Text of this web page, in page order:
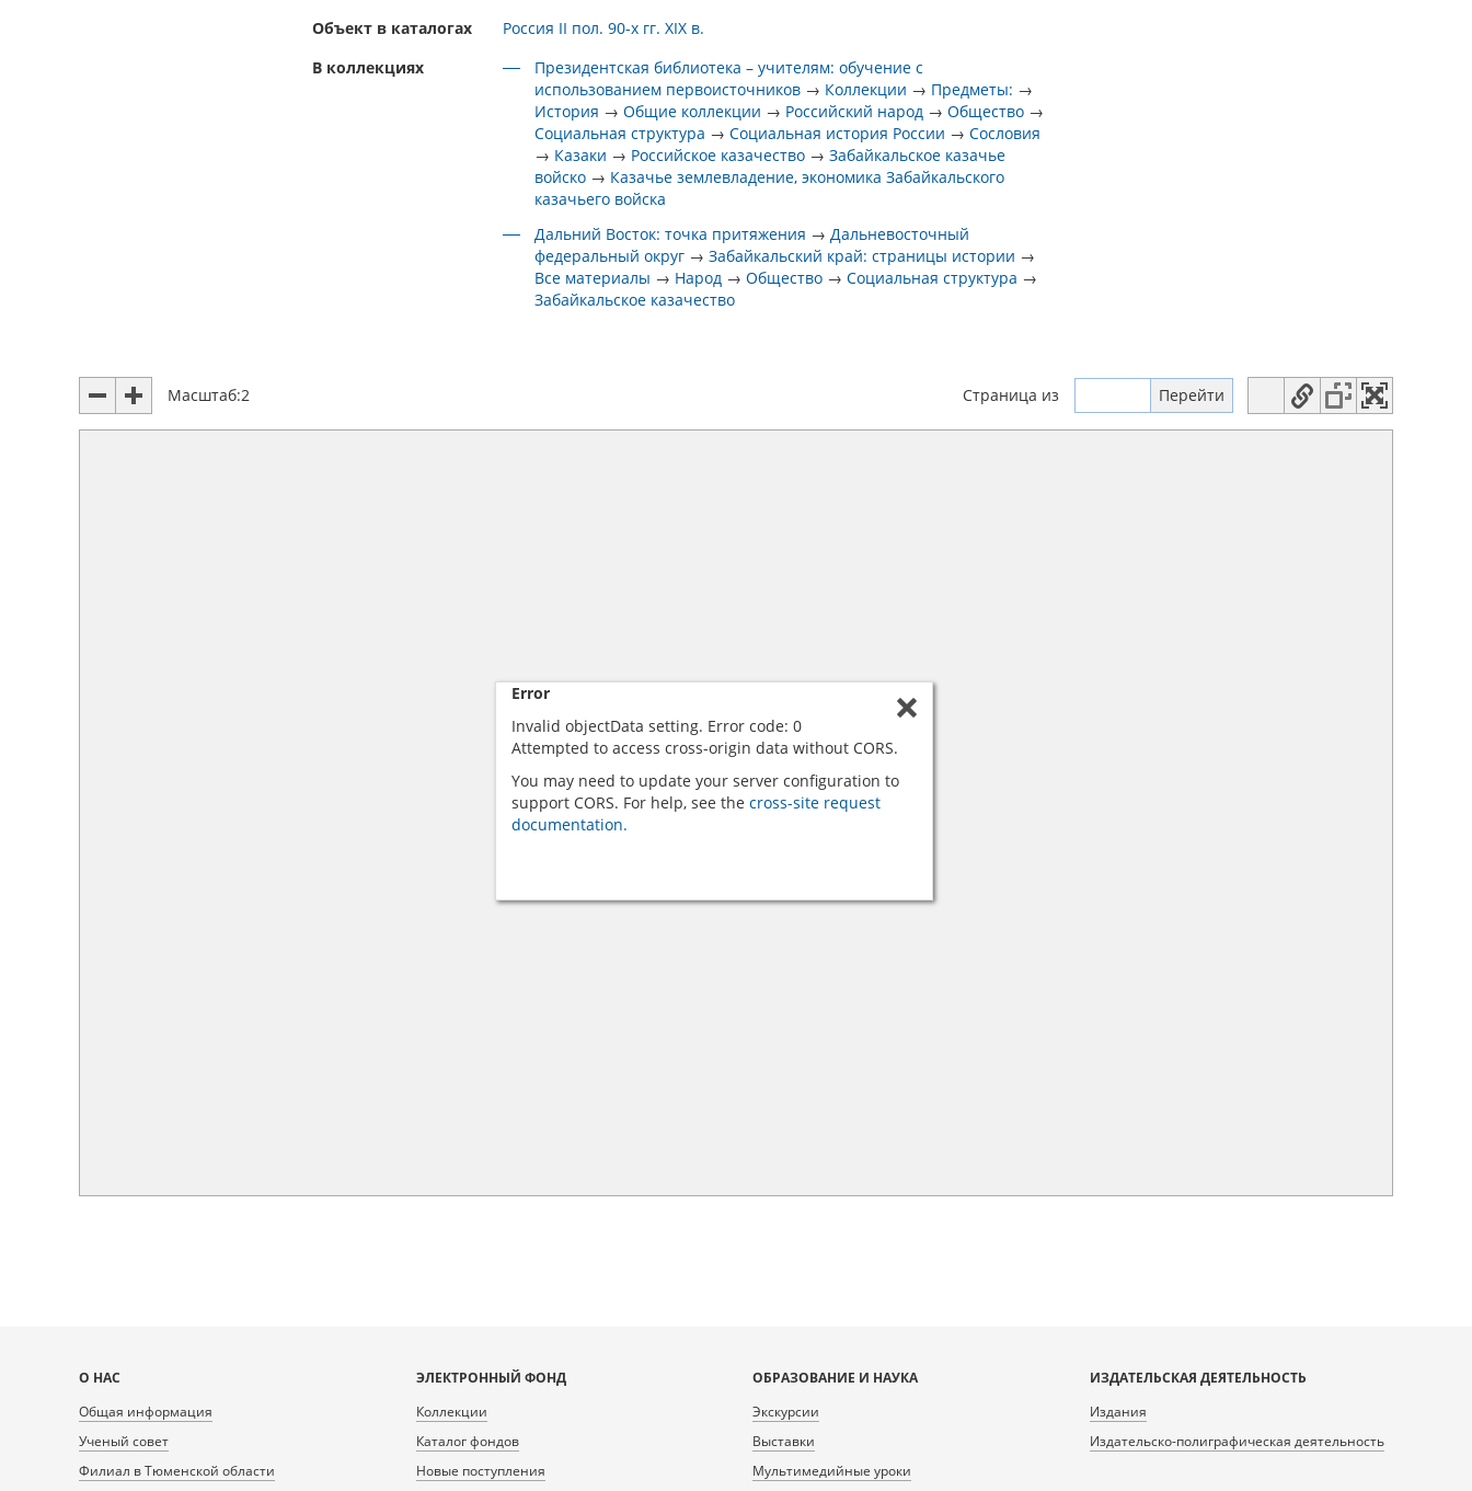
Объект в каталогах
Россия II пол. 90-х гг. XIX в.
В коллекциях
Президентская библиотека – учителям: обучение с
использованием первоисточников → Коллекции → Предметы: →
История →Общие коллекции → Российский народ →Общество →
Социальная структура →Социальная история России →Сословия
→ Казаки → Российское казачество →Забайкальское казачье
войско → Казачье землевладение, экономика Забайкальского
казачьего войска
Дальний Восток: точка притяжения →Дальневосточный
федеральный округ →Забайкальский край: страницы истории →
Все материалы → Народ →Общество →Социальная структура →
Забайкальское казачество
Масштаб:2 Страница из
Error
Invalid objectData setting. Error code: 0
Attempted to access cross-origin data without CORS.
You may need to update your server configuration to
support CORS. For help, see the cross-site request
documentation.
Карта
сайта
О НАС
Общая информация
Ученый совет
Филиал в Тюменской области
ЭЛЕКТРОННЫЙ ФОНД
Коллекции
Каталог фондов
Новые поступления
ОБРАЗОВАНИЕ И НАУКА
Экскурсии
Выставки
Мультимедийные уроки
ИЗДАТЕЛЬСКАЯ ДЕЯТЕЛЬНОСТЬ
Издания
Издательско-полиграфическая деятельность